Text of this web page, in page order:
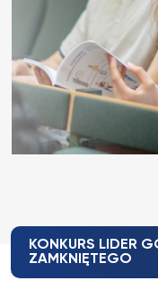
KONKURS LIDER
ZAMKNIĘTEGO